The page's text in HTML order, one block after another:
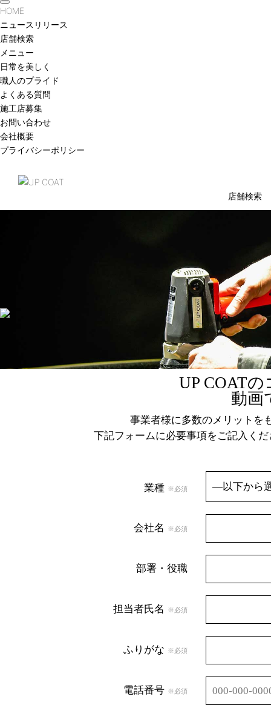
t
o
g
g
l
e
a
v
i
g
a
t
i
o
n
HOME
ニュースリリース
店舗検索
メニュー
日常を美しく
職人のプライド
よくある質問
施工店募集
お問い合わせ
会社概要
プライバシーポリシー
店舗検索
UP COAT
動画
事業者様に多数のメリットを
下記フォームに必要事項をご記入く
業種 ※必須
会社名 ※必須
部署・役職
担当者氏名 ※必須
ふりがな ※必須
電話番号 ※必須